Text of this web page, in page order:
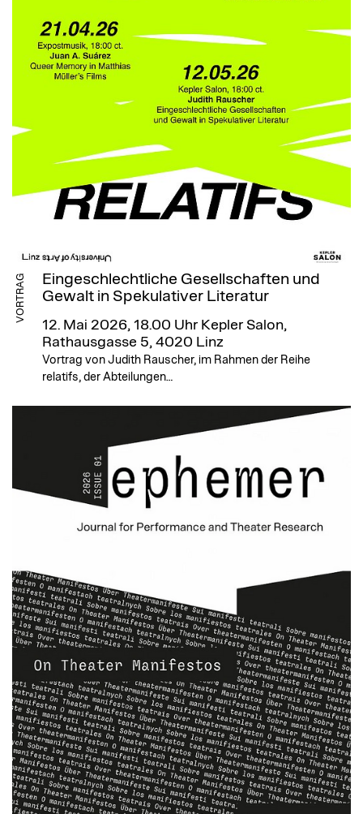
VORTRAG
Eingeschlechtliche Gesellschaften und
Gewalt in Spekulativer Literatur
12. Mai 2026, 18.00 Uhr Kepler Salon,
Rathausgasse 5, 4020 Linz
Vortrag von Judith Rauscher, im Rahmen der Reihe
relatifs, der Abteilungen…